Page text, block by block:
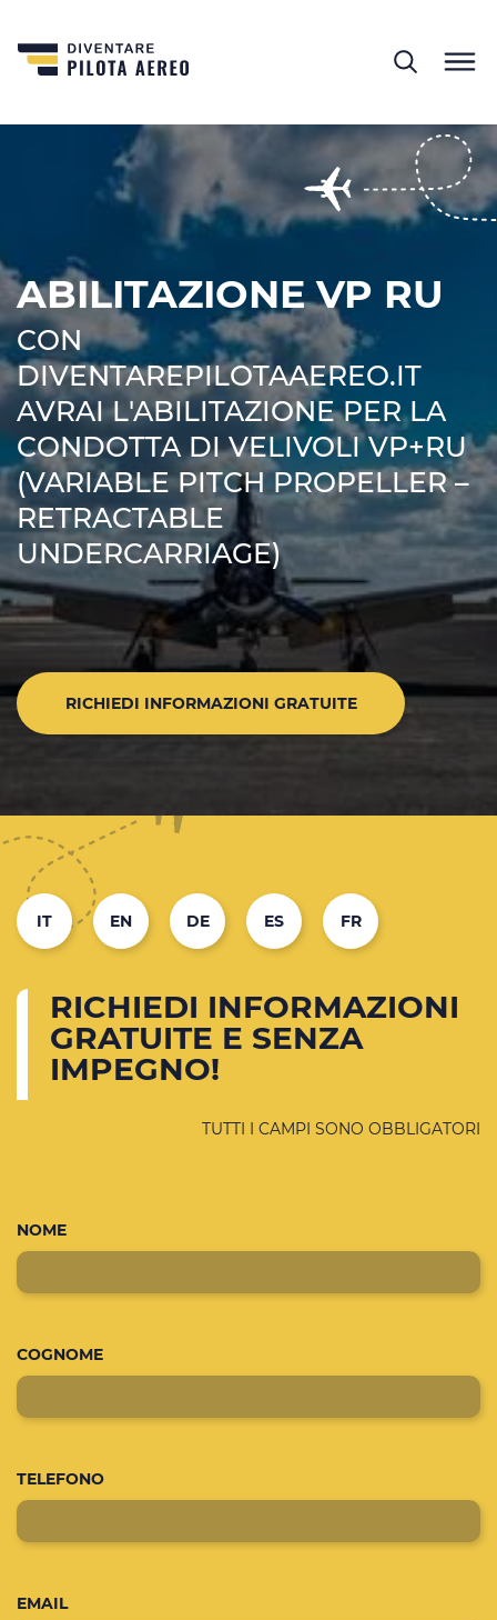
ABILITAZIONE VP RU
CON
DIVENTAREPILOTAAEREO.IT
AVRAI L'ABILITAZIONE PER LA
CONDOTTA DI VELIVOLI VP+RU
(VARIABLE PITCH PROPELLER –
RETRACTABLE
UNDERCARRIAGE)
RICHIEDI INFORMAZIONI GRATUITE
IT EN DE ES FR
RICHIEDI INFORMAZIONI
GRATUITE E SENZA
IMPEGNO!
TUTTI I CAMPI SONO OBBLIGATORI
NOME
COGNOME
TELEFONO
EMAIL